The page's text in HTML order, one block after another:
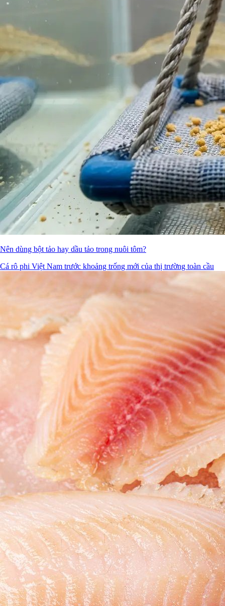
Nên dùng bột tảo hay dầu tảo trong nuôi tôm?
Cá rô phi Việt Nam trước khoảng trống mới của thị trường toàn cầu